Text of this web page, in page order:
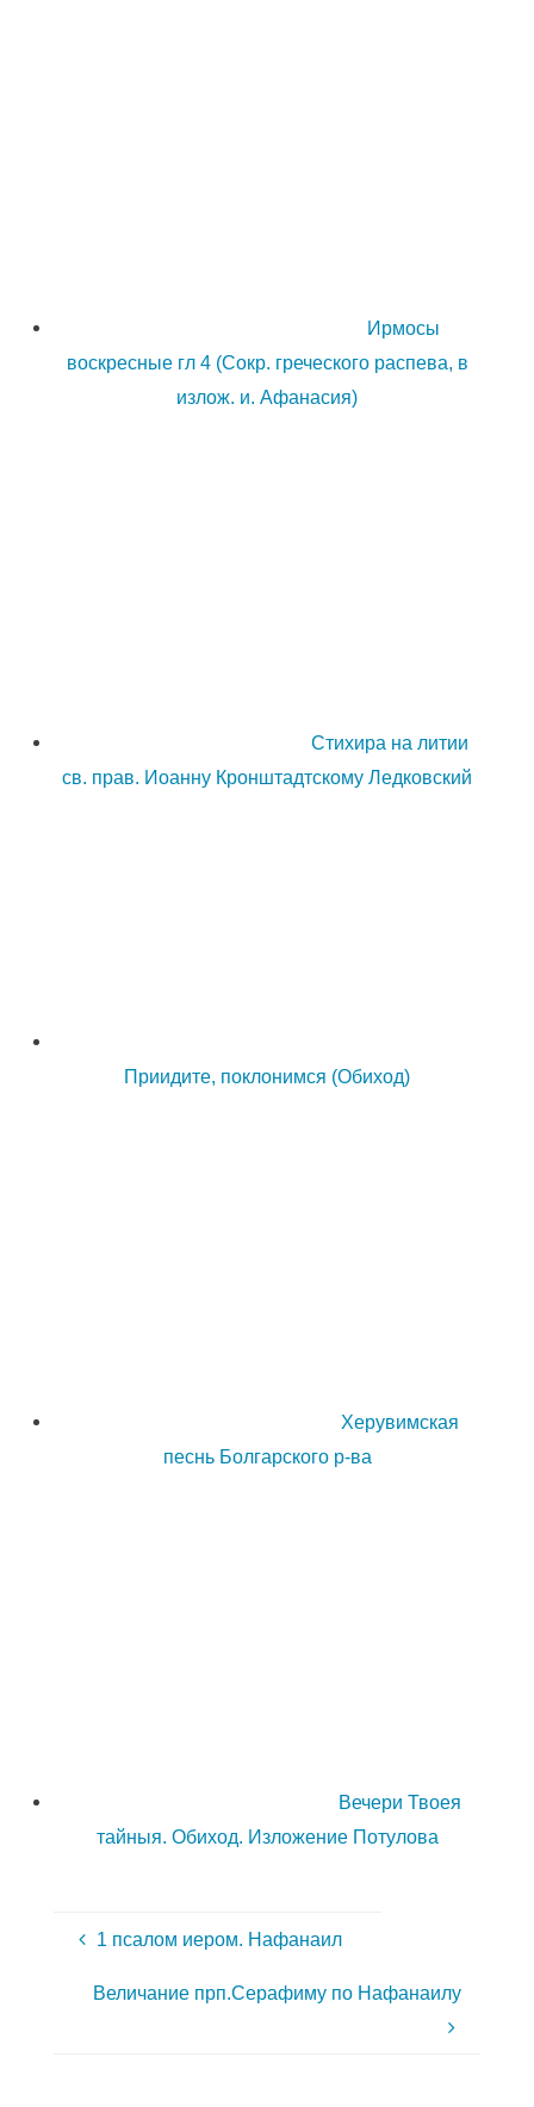
Ирмосы
воскресные гл 4 (Сокр. греческого распева, в
излож. и. Афанасия)
Стихира на литии
св. прав. Иоанну Кронштадтскому Ледковский
Приидите, поклонимся (Обиход)
Херувимская
песнь Болгарского р-ва
Вечери Твоея
тайныя. Обиход. Изложение Потулова
1 псалом иером. Нафанаил
Величание прп.Серафиму по Нафанаилу